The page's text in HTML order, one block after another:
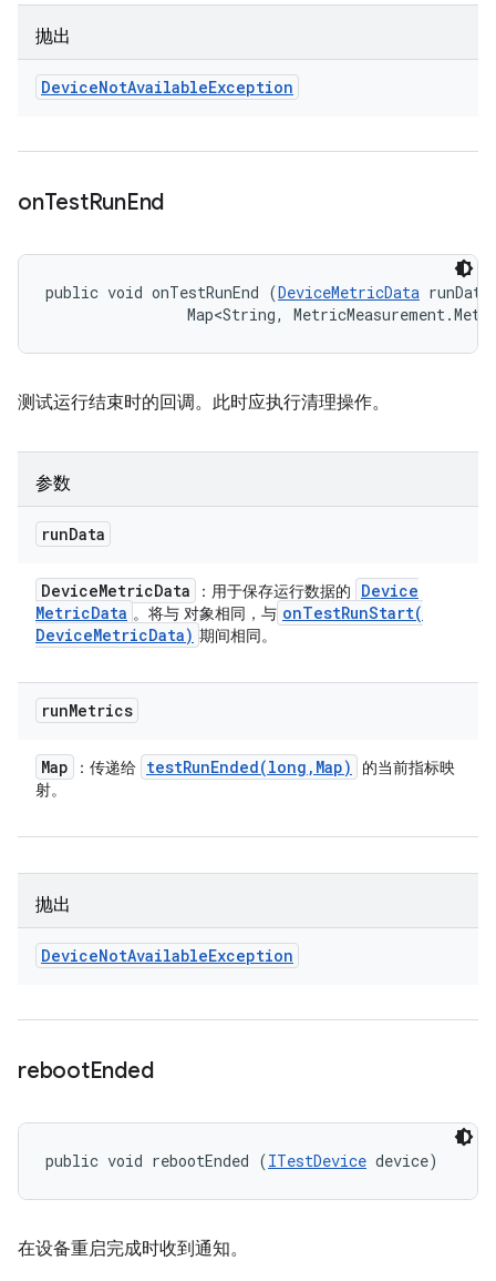
抛出
DeviceNotAvailableException
onTestRunEnd
public void onTestRunEnd (DeviceMetricData
Map<String,
测试运行结束时的回调。此时应执行清理操作。
参数
runData
DeviceMetricData ：用于保存运行数据的
Device
MetricData 。将与 对象相同，与 onTestRunStart(
DeviceMetricData) 期间相同。
runMetrics
Map ：传递给 testRunEnded(long , Map)
的当前指标映
射。
抛出
DeviceNotAvailableException
rebootEnded
public void rebootEnded (ITestDevice device)
在设备重启完成时收到通知。